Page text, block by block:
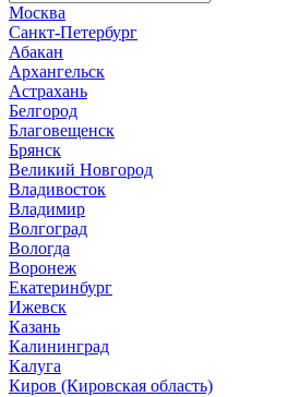
Москва
Санкт-Петербург
Абакан
Архангельск
Астрахань
Белгород
Благовещенск
Брянск
Великий Новгород
Владивосток
Владимир
Волгоград
Вологда
Воронеж
Екатеринбург
Ижевск
Казань
Калининград
Калуга
Киров (Кировская область)